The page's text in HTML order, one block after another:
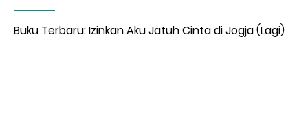
Buku Terbaru: Izinkan Aku Jatuh Cinta di Jogja (Lagi)